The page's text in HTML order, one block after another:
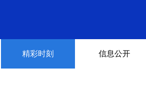
精彩时刻 信息公开